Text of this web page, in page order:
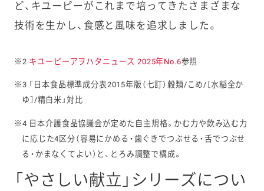
ど、キユーピーがこれまで培ってきた さまざまな
技術を生かし、食感と風味を追求しました。
※2 キユーピーアヲハタニュース 2025年No.6参照
※3 「日本食品標準成分表2015年版（七訂）穀類/こめ/［水稲全か
ゆ］/精白米」対比
※4 日本介護食品協議会が定めた自主規格。かむ力や飲み込む力
に応じた4区分（容易にかめる・歯ぐきでつぶせる・舌でつぶせ
る・かまなくてよい）と、とろみ調整で構成。
「やさしい献立」シリーズについ